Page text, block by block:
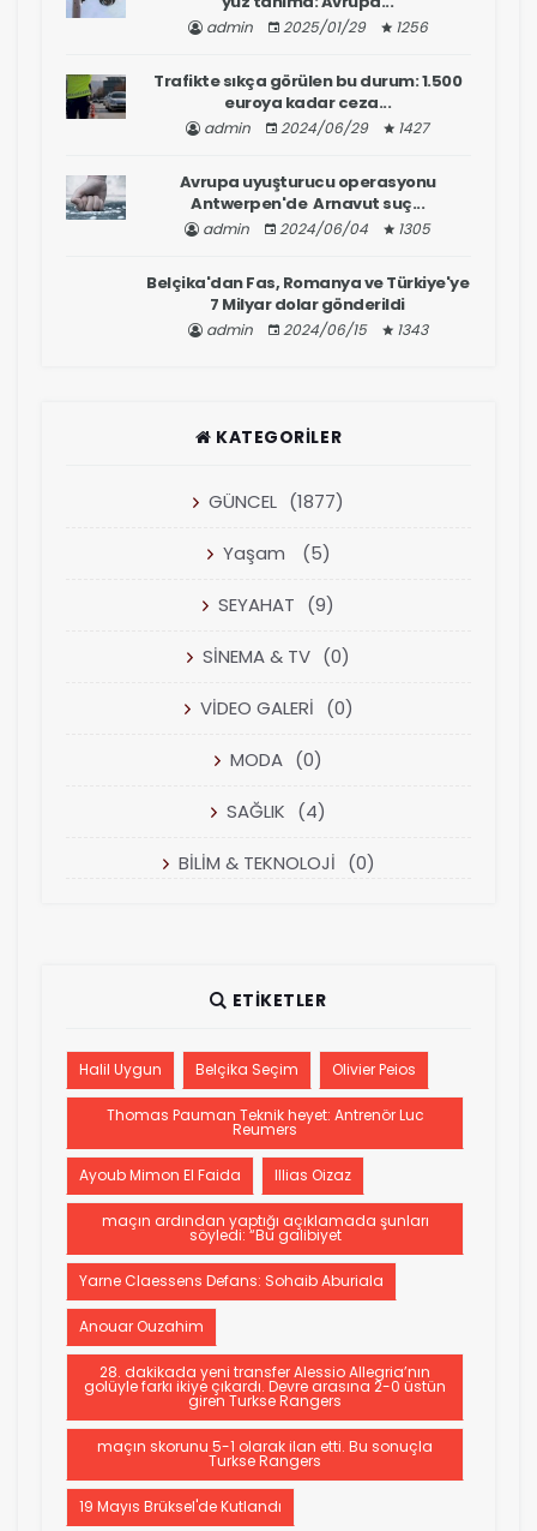
admin 2025/01/29 1256
Trafikte sıkça görülen bu durum: 1.500
euroya kadar ceza...
admin 2024/06/29 1427
Avrupa uyuşturucu operasyonu
Antwerpen'de Arnavut suç...
admin 2024/06/04 1305
Belçika'dan Fas, Romanya ve Türkiye'ye
7 Milyar dolar gönderildi
admin 2024/06/15 1343
KATEGORILER
GÜNCEL (1877)
Yaşam (5)
SEYAHAT (9)
SİNEMA & TV (0)
VİDEO GALERİ (0)
MODA (0)
SAĞLIK (4)
BİLİM & TEKNOLOJİ (0)
ETIKETLER
Halil Uygun Belçika Seçim Olivier Peios
Thomas Pauman Teknik heyet: Antrenör Luc
Reumers
Ayoub Mimon El Faida Illias Oizaz
maçın ardından yaptığı açıklamada şunları
söyledi: “Bu galibiyet
Yarne Claessens Defans: Sohaib Aburiala
Anouar Ouzahim
28. dakikada yeni transfer Alessio Allegria’nın
golüyle farkı ikiye çıkardı. Devre arasına 2-0 üstün
giren Turkse Rangers
maçın skorunu 5-1 olarak ilan etti. Bu sonuçla
Turkse Rangers
19 Mayıs Brüksel'de Kutlandı